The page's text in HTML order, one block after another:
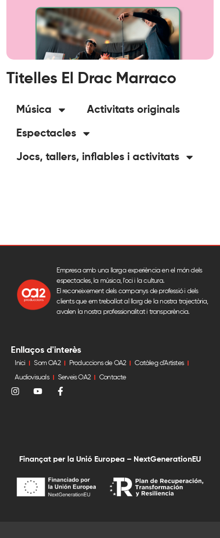
Titelles El Drac Marraco
Música Activitats originals
Espectacles
Jocs, tallers, inflables i activitats
Empresa amb una llarga experiència en el món dels
espectacles, la música, l’oci i la cultura.
El reconeixement dels companys de professió i dels
clients que em treballat al llarg de la nostra trajectòria,
avalen la nostra professionalitat i transparència.
Enllaços d'interès
Inici Som OA2 Produccions de OA2 Catàleg d’Artistes
Audiovisuals Serveis OA2 Contacte
Finançat per la Unió Europea – NextGenerationEU